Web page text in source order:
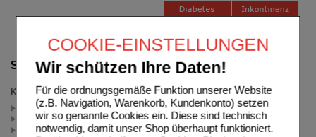
COOKIE-EINSTELLUNGEN
Wir schützen Ihre Daten!
Für die ordnungsgemäße Funktion unserer Website
(z.B. Navigation, Warenkorb, Kundenkonto) setzen
wir so genannte Cookies ein. Diese sind technisch
notwendig, damit unser Shop überhaupt funktioniert.
Suche verfeinern
Kategorien
Vitamin D (4)
Vitamine, Mineralstoffe & Spurenelemente (2)
Immunsystem (1)